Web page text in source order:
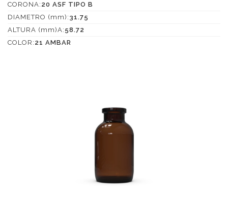
CORONA: 20 ASF TIPO B
DIAMETRO (mm): 31.75
ALTURA (mm)A: 58.72
COLOR: 21 AMBAR